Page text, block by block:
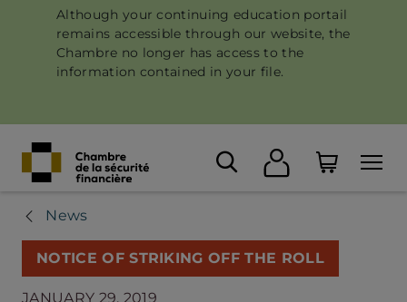
Although your continuing education portail
remains accessible through our website, the
Chambre no longer has access to the
information contained in your file.
News
NOTICE OF STRIKING OFF THE ROLL
JANUARY 29, 2019